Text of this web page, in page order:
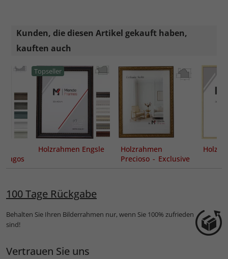
Kunden, die diesen Artikel gekauft haben,
kauften auch
Lagos
Topseller
Holzrahmen Engsle
Holzrahmen
Precioso - Exclusive
100 Tage Rückgabe
Behalten Sie Ihren Bilderrahmen nur, wenn Sie 100% zufrieden
sind!
Vertrauen Sie uns